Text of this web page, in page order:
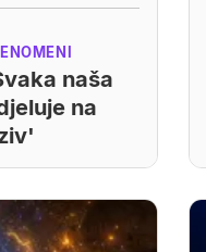
naša
na